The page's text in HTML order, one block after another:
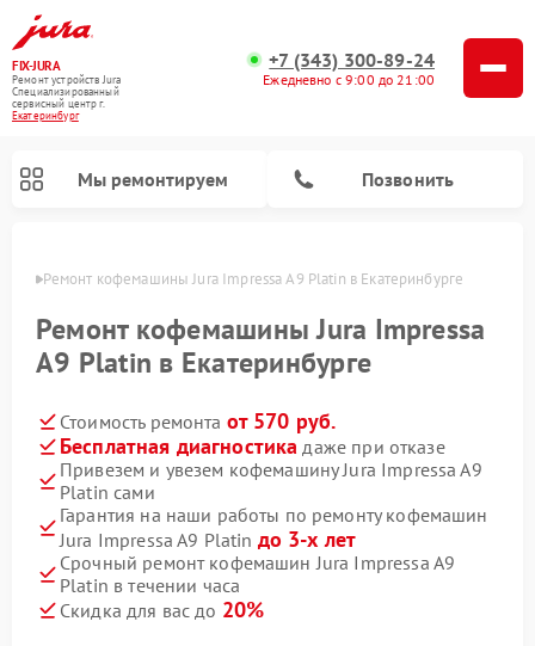
FIX-JURA
Ремонт устройств Jura
Специализированный
cервисный центр г.
Екатеринбург
+7 (343) 300-89-24
Ежедневно с 9:00 до 21:00
Мы ремонтируем Позвонить
Ремонт кофемашины Jura Impressa A9 Platin в Екатеринбурге
Ремонт кофемашины Jura Impressa
A9 Platin в Екатеринбурге
Стоимость ремонта от 570 руб.
Бесплатная диагностика даже при отказе
Привезем и увезем кофемашину Jura Impressa A9
Platin сами
Гарантия на наши работы по ремонту кофемашин
Jura Impressa A9 Platin до 3-х лет
Срочный ремонт кофемашин Jura Impressa A9
Platin в течении часа
Скидка для вас до 20%